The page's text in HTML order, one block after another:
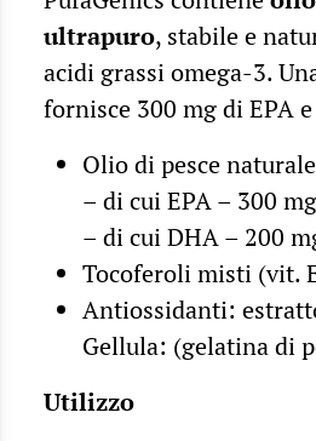
ultrapuro, stabile e
acidi grassi omega-3.
fornisce 300 mg di EPA
Olio di pesce
– di cui EPA – 300 mg
– di cui DHA – 200
Tocoferoli misti (vit.
Antiossidanti:
Gellula: (gelatina di
Utilizzo